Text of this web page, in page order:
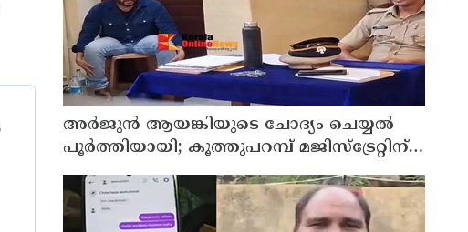
അര്‍ജുന്‍ ആയങ്കിയുടെ ചോദ്യം ചെയ്യല്‍
പൂര്‍ത്തിയായി; കൂത്തുപറമ്പ് മജിസ്ട്രേറ്റിന്
മുൻപില്‍ ഹാജരാക്കും